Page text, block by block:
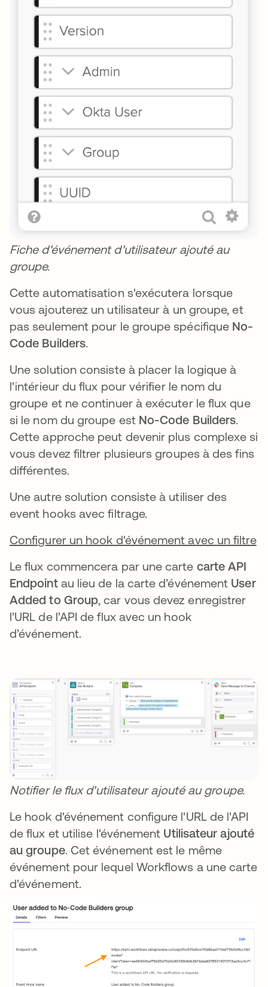
Fiche d'événement d'utilisateur ajouté au
groupe.
Cette automatisation s'exécutera lorsque
vous ajouterez un utilisateur à un groupe, et
pas seulement pour le groupe spécifique No-
Code Builders.
Une solution consiste à placer la logique à
l'intérieur du flux pour vérifier le nom du
groupe et ne continuer à exécuter le flux que
si le nom du groupe est No-Code Builders.
Cette approche peut devenir plus complexe si
vous devez filtrer plusieurs groupes à des fins
différentes.
Une autre solution consiste à utiliser des
event hooks avec filtrage.
Configurer un hook d'événement avec un filtre
Le flux commencera par une carte carte API
Endpointau lieu de la carte d’événement User
Added to Group, car vous devez enregistrer
l’URL de l’API de flux avec un hook
d’événement.
Notifier le flux d'utilisateur ajouté au groupe.
Le hook d'événement configure l'URL de l'API
de flux et utilise l'événement Utilisateur ajouté
au groupe. Cet événement est le même
événement pour lequel Workflows a une carte
d'événement.